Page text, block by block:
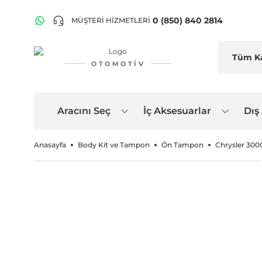
MÜŞTERİ HİZMETLERİ 0 (850) 840 2814
OTOMOTIV
Aracını Seç İç Aksesuarlar
Anasayfa Body Kit ve Tampon Ön Tampon Chrysler